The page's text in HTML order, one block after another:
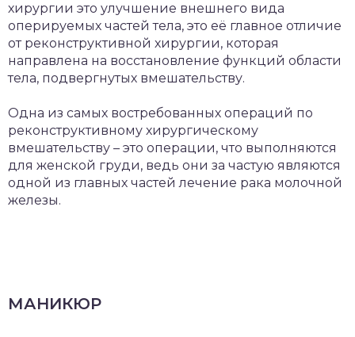
хирургии это улучшение внешнего вида
оперируемых частей тела, это её главное отличие
от реконструктивной хирургии, которая
направлена на восстановление функций области
тела, подвергнутых вмешательству.
Одна из самых востребованных операций по
реконструктивному хирургическому
вмешательству – это операции, что выполняются
для женской груди, ведь они за частую являются
одной из главных частей лечение рака молочной
железы.
МАНИКЮР